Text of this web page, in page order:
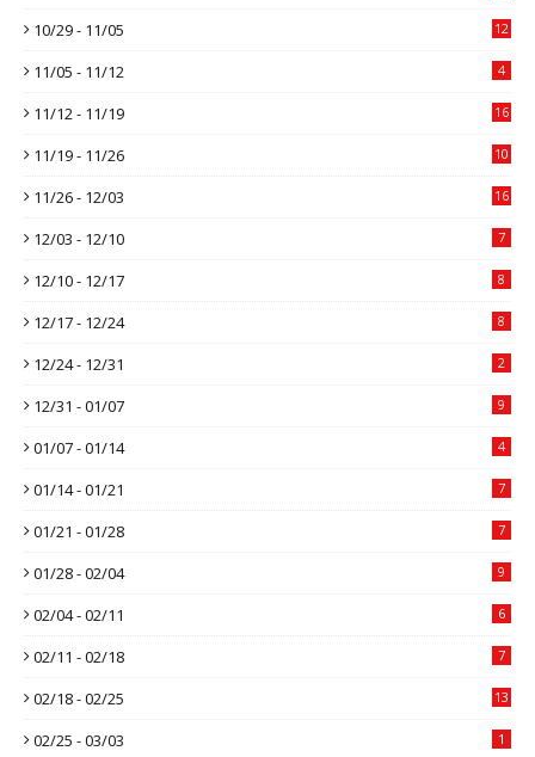
10/29 - 11/05 12
11/05 - 11/12 4
11/12 - 11/19 16
11/19 - 11/26 10
11/26 - 12/03 16
12/03 - 12/10 7
12/10 - 12/17 8
12/17 - 12/24 8
12/24 - 12/31 2
12/31 - 01/07 9
01/07 - 01/14 4
01/14 - 01/21 7
01/21 - 01/28 7
01/28 - 02/04 9
02/04 - 02/11 6
02/11 - 02/18 7
02/18 - 02/25 13
02/25 - 03/03 1